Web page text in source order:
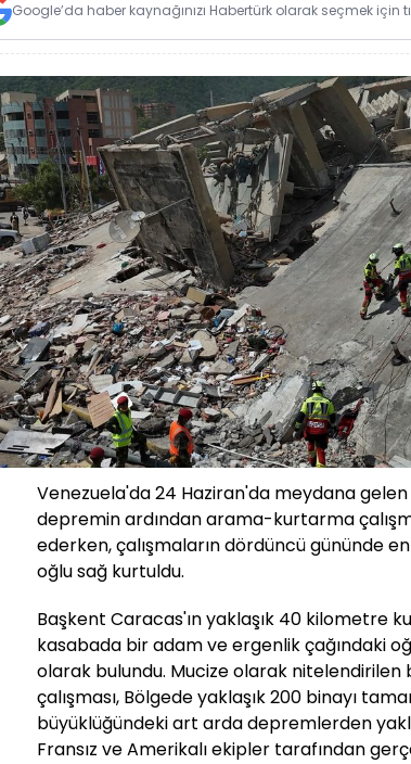
Google’da haber kaynağınızı Habertürk olarak seçmek için
Venezuela'da 24 Haziran'da meydana gelen
depremin ardından arama-kurtarma
ederken, çalışmaların dördüncü gününde
oğlu sağ kurtuldu.
Başkent Caracas'ın yaklaşık 40 kilometre
kasabada bir adam ve ergenlik çağındaki
olarak bulundu. Mucize olarak
çalışması, Bölgede yaklaşık 200 binayı
büyüklüğündeki art arda depremlerden
Fransız ve Amerikalı ekipler tarafından